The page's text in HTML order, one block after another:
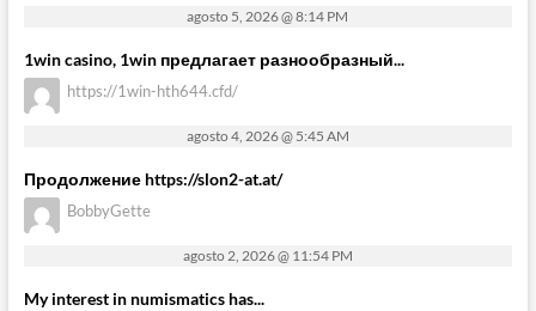
agosto 5, 2026 @ 8:14 PM
1win casino, 1win предлагает разнообразный...
https://1win-hth644.cfd/
agosto 4, 2026 @ 5:45 AM
Продолжение https://slon2-at.at/
BobbyGette
agosto 2, 2026 @ 11:54 PM
My interest in numismatics has...